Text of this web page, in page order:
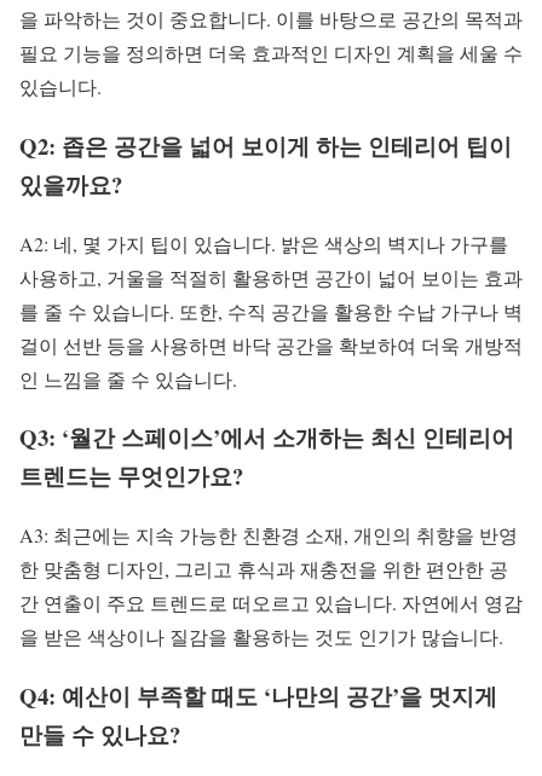
을 파악하는 것이 중요합니다. 이를 바탕으로 공간의 목적과
필요 기능을 정의하면 더욱 효과적인 디자인 계획을 세울 수
있습니다.
Q2: 좁은 공간을 넓어 보이게 하는 인테리어 팁이
있을까요?
A2: 네, 몇 가지 팁이 있습니다. 밝은 색상의 벽지나 가구를
사용하고, 거울을 적절히 활용하면 공간이 넓어 보이는 효과
를 줄 수 있습니다. 또한, 수직 공간을 활용한 수납 가구나 벽
걸이 선반 등을 사용하면 바닥 공간을 확보하여 더욱 개방적
인 느낌을 줄 수 있습니다.
Q3: ‘월간 스페이스’에서 소개하는 최신 인테리어
트렌드는 무엇인가요?
A3: 최근에는 지속 가능한 친환경 소재, 개인의 취향을 반영
한 맞춤형 디자인, 그리고 휴식과 재충전을 위한 편안한 공
간 연출이 주요 트렌드로 떠오르고 있습니다. 자연에서 영감
을 받은 색상이나 질감을 활용하는 것도 인기가 많습니다.
Q4: 예산이 부족할 때도 ‘나만의 공간’을 멋지게
만들 수 있나요?